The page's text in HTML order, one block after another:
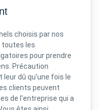
choisis par nos
toutes les
pour prendre
Précaution
leur dû qu'une fois le
clients peuvent
de l'entreprise qui a